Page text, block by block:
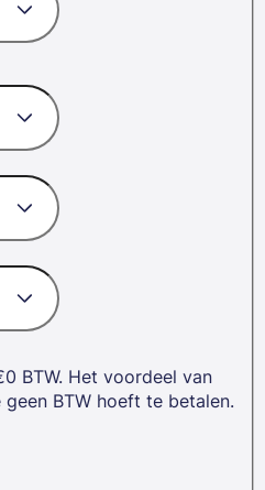
BTW. Het voordeel van
geen BTW hoeft te betalen.